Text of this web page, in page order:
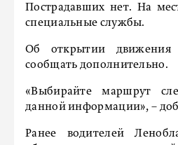
Пострадавших нет. На
специальные службы.
Об открытии движения
сообщать дополнительно.
«Выбирайте маршрут
данной информации», –
Ранее водителей